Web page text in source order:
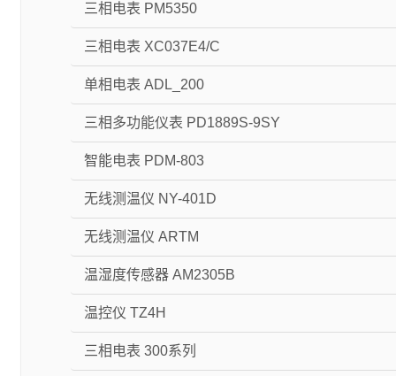
三相电表 PM5350
三相电表 XC037E4/C
单相电表 ADL_200
三相多功能仪表 PD1889S-9SY
智能电表 PDM-803
无线测温仪 NY-401D
无线测温仪 ARTM
温湿度传感器 AM2305B
温控仪 TZ4H
三相电表 300系列